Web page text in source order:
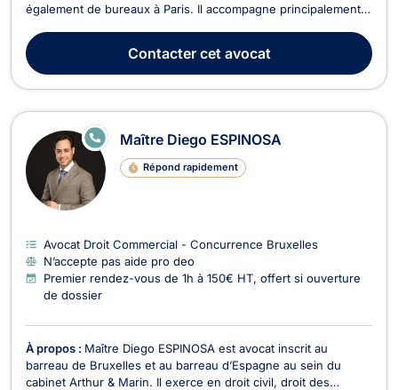
également de bureaux à Paris. Il accompagne principalement
réglementées et acteurs de l’immobilier dans leurs enjeux
juridiques, contractuels et stratégiques. Son approc...
Contactercet avocat
Maître Diego ESPINOSA
Répond rapidement
E
N
N
E
Avocat Droit Commercial - Concurrence Bruxelles
N’accepte pas aide pro deo
Premier rendez-vous de 1h à 150€ HT, offert si ouverture
de dossier
À propos : Maître Diego ESPINOSA est avocat inscrit au
barreau de Bruxelles et au barreau d’Espagne au sein du
cabinet Arthur & Marin. Il exerce en droit civil, droit des